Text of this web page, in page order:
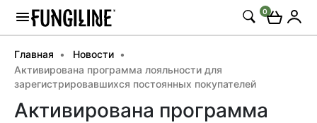
0
Главная
Новости
Активирована программа лояльности для
зарегистрировавшихся постоянных покупателей
Активирована программа